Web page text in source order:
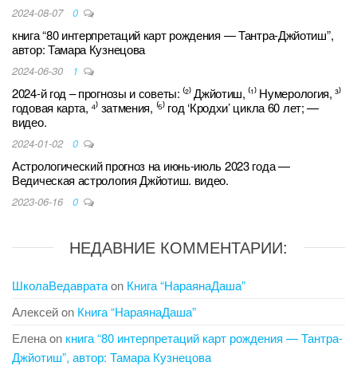
2024-08-07 0
книга “80 интерпретаций карт рождения — Тантра-Джйотиш”,
автор: Тамара Кузнецова
2024-06-30 1
2024-й год – прогнозы и советы: ⁽²⁾ Джйотиш, ⁽¹⁾ Нумерология, ³⁾
годовая карта, ⁴⁾ затмения, ⁽⁵⁾ год ‘Кродхи’ цикла 60 лет; —
видео.
2024-01-02 0
Астрологический прогноз на июнь-июль 2023 года —
Ведическая астрология Джйотиш. видео.
2023-06-16 0
НЕДАВНИЕ КОММЕНТАРИИ:
ШколаВедавратаon Книга “НараянаДаша”
Алексейon Книга “НараянаДаша”
Еленаon книга “80 интерпретаций карт рождения — Тантра-
Джйотиш”, автор: Тамара Кузнецова